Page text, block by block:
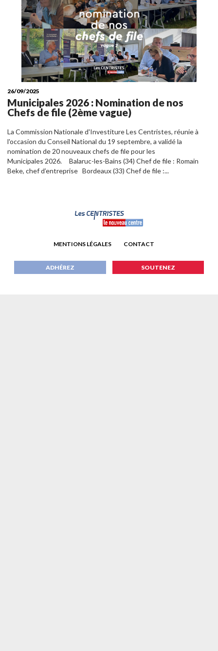
26/09/2025
Municipales 2026 : Nomination de nos
Chefs de file (2ème vague)
La Commission Nationale d'Investiture Les Centristes, réunie à
l'occasion du Conseil National du 19 septembre, a validé la
nomination de 20 nouveaux chefs de file pour les
Municipales 2026. Balaruc-les-Bains (34) Chef de file : Romain
Beke, chef d’entreprise Bordeaux (33) Chef de file :...
MENTIONS LÉGALES CONTACT
ADHÉREZ SOUTENEZ